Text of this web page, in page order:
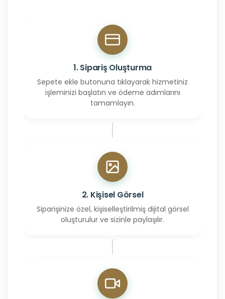
1. Sipariş Oluşturma
Sepete ekle butonuna tıklayarak hizmetiniz
işleminizi başlatın ve ödeme adımlarını
tamamlayın.
2. Kişisel Görsel
Siparişinize özel, kişiselleştirilmiş dijital görsel
oluşturulur ve sizinle paylaşılır.